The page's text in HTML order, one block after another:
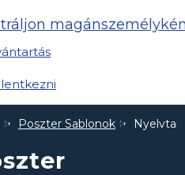
Poszter Sablonok